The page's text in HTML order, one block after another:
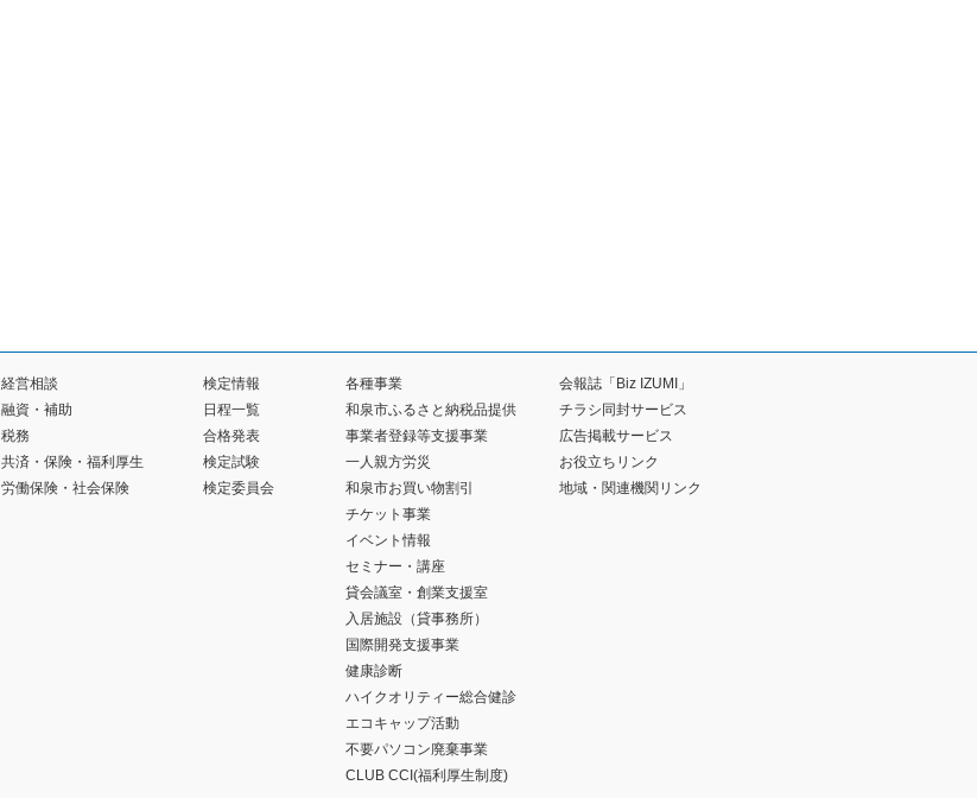
経営相談
融資・補助
税務
共済・保険・福利厚生
労働保険・社会保険
検定情報
日程一覧
合格発表
検定試験
検定委員会
各種事業
和泉市ふるさと納税品提供
事業者登録等支援事業
一人親方労災
和泉市お買い物割引
チケット事業
イベント情報
セミナー・講座
貸会議室・創業支援室
入居施設（貸事務所）
国際開発支援事業
健康診断
ハイクオリティー総合健診
エコキャップ活動
不要パソコン廃棄事業
CLUB CCI(福利厚生制度)
会報誌「Biz IZUMI」
チラシ同封サービス
広告掲載サービス
お役立ちリンク
地域・関連機関リンク